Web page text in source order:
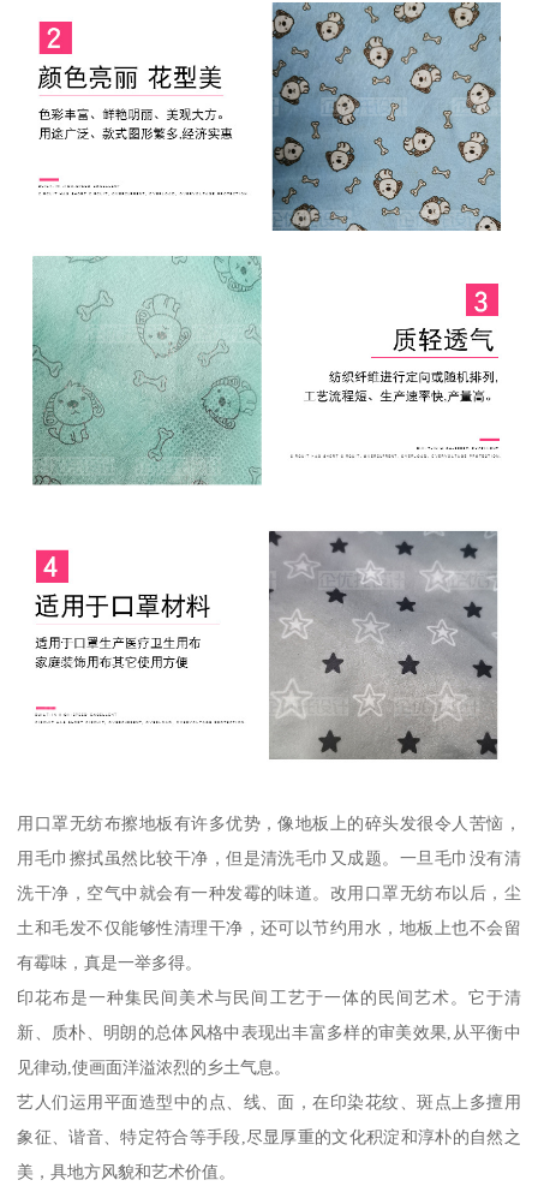
用口罩无纺布擦地板有许多优势，像地板上的碎头发很令人苦恼，
用毛巾擦拭虽然比较干净，但是清洗毛巾又成题。一旦毛巾没有清
洗干净，空气中就会有一种发霉的味道。改用口罩无纺布以后，尘
土和毛发不仅能够性清理干净，还可以节约用水，地板上也不会留
有霉味，真是一举多得。
印花布是一种集民间美术与民间工艺于一体的民间艺术。它于清
新、质朴、明朗的总体风格中表现出丰富多样的审美效果,从平衡中
见律动,使画面洋溢浓烈的乡土气息。
艺人们运用平面造型中的点、线、面，在印染花纹、斑点上多擅用
象征、谐音、特定符合等手段,尽显厚重的文化积淀和淳朴的自然之
美，具地方风貌和艺术价值。